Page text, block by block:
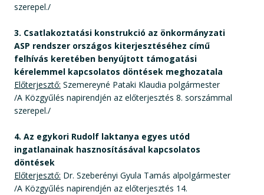
szerepel./
3. Csatlakoztatási konstrukció az önkormányzati
ASP rendszer országos kiterjesztéséhez című
felhívás keretében benyújtott támogatási
kérelemmel kapcsolatos döntések meghozatala
Előterjesztő: Szemereyné Pataki Klaudia polgármester
/A Közgyűlés napirendjén az előterjesztés 8. sorszámmal
szerepel./
4. Az egykori Rudolf laktanya egyes utód
ingatlanainak hasznosításával kapcsolatos
döntések
Előterjesztő: Dr. Szeberényi Gyula Tamás alpolgármester
/A Közgyűlés napirendjén az előterjesztés 14.